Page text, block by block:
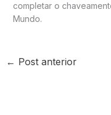
completar o
Mundo.
← Post anterior